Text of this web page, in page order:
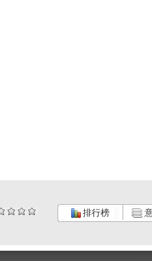
排行榜